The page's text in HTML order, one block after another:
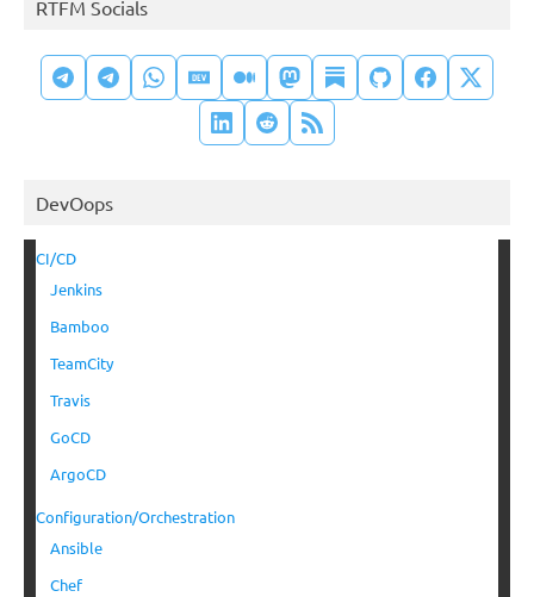
RTFM Socials
DevOops
CI/CD
Jenkins
Bamboo
TeamCity
Travis
GoCD
ArgoCD
Configuration/Orchestration
Ansible
Chef